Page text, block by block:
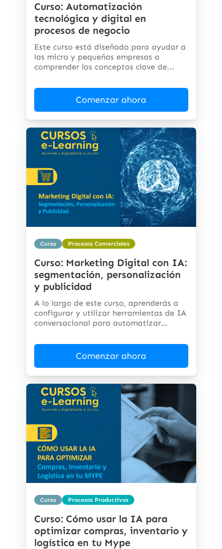
Curso: Automatización
tecnológica y digital en
procesos de negocio
Este curso está diseñado para ayudar a
las micro y pequeñas empresas a
comprender los conceptos clave de...
Comenzar ahora
Curso Procesos Comerciales
Curso: Marketing Digital con IA:
segmentación, personalización
y publicidad
A lo largo de este curso, aprenderás a
configurar y utilizar herramientas de IA
conversacional para automatizar
Comenzar ahora
Curso Procesos Productivos
Curso: Cómo usar la IA para
optimizar compras, inventario y
logística en tu Mype